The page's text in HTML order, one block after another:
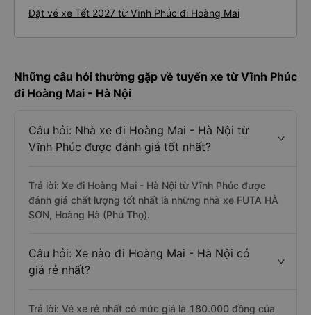
Đặt vé xe Tết 2027 từ Vĩnh Phúc đi Hoàng Mai
Những câu hỏi thường gặp về tuyến xe từ Vĩnh Phúc
đi Hoàng Mai - Hà Nội
Câu hỏi: Nhà xe đi Hoàng Mai - Hà Nội từ
Vĩnh Phúc được đánh giá tốt nhất?
Trả lời: Xe đi Hoàng Mai - Hà Nội từ Vĩnh Phúc được
đánh giá chất lượng tốt nhất là những nhà xe FUTA HÀ
SƠN, Hoàng Hà (Phú Thọ).
Câu hỏi: Xe nào đi Hoàng Mai - Hà Nội có
giá rẻ nhất?
Trả lời: Vé xe rẻ nhất có mức giá là 180.000 đồng của